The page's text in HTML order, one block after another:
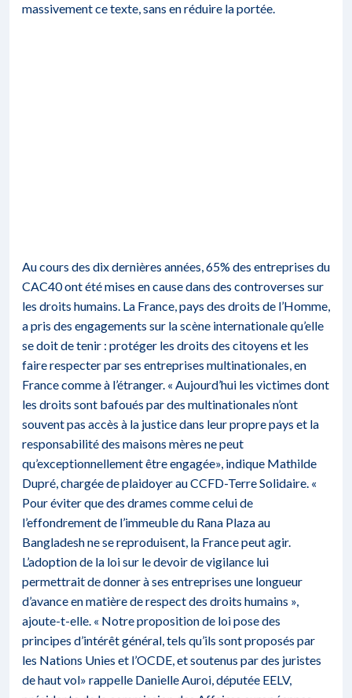
massivement ce texte, sans en réduire la portée.
Au cours des dix dernières années, 65% des entreprises du
CAC40 ont été mises en cause dans des controverses sur
les droits humains. La France, pays des droits de l’Homme,
a pris des engagements sur la scène internationale qu’elle
se doit de tenir : protéger les droits des citoyens et les
faire respecter par ses entreprises multinationales, en
France comme à l’étranger. « Aujourd’hui les victimes dont
les droits sont bafoués par des multinationales n’ont
souvent pas accès à la justice dans leur propre pays et la
responsabilité des maisons mères ne peut
qu’exceptionnellement être engagée», indique Mathilde
Dupré, chargée de plaidoyer au CCFD-Terre Solidaire. «
Pour éviter que des drames comme celui de
l’effondrement de l’immeuble du Rana Plaza au
Bangladesh ne se reproduisent, la France peut agir.
L’adoption de la loi sur le devoir de vigilance lui
permettrait de donner à ses entreprises une longueur
d’avance en matière de respect des droits humains »,
ajoute-t-elle. « Notre proposition de loi pose des
principes d’intérêt général, tels qu’ils sont proposés par
les Nations Unies et l’OCDE, et soutenus par des juristes
de haut vol» rappelle Danielle Auroi, députée EELV,